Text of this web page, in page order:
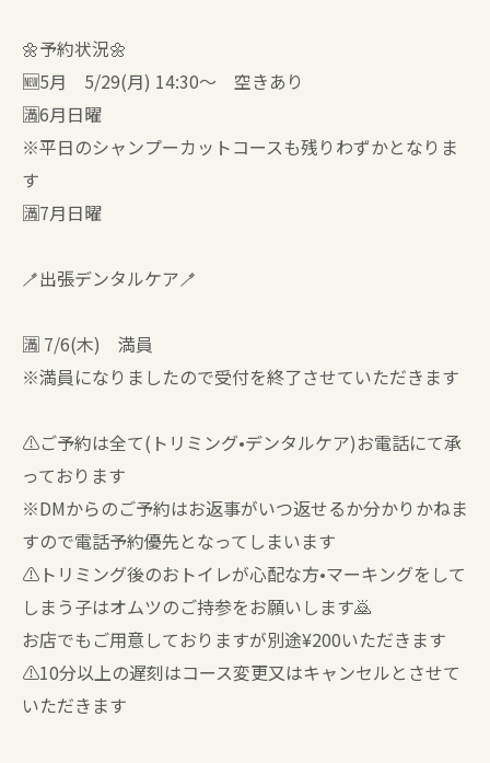
🌼予約状況🌼
🆕5月 5/29(月) 14:30〜 空きあり
🈵6月日曜
※平日のシャンプーカットコースも残りわずかとなりま
す
🈵7月日曜
🪥出張デンタルケア🪥
🈵 7/6(木) 満員
※満員になりましたので受付を終了させていただきます
⚠️ご予約は全て(トリミング•デンタルケア)お電話にて承
っております
※DMからのご予約はお返事がいつ返せるか分かりかねま
すので電話予約優先となってしまいます
⚠️トリミング後のおトイレが心配な方•マーキングをして
しまう子はオムツのご持参をお願いします🙇
お店でもご用意しておりますが別途¥200いただきます
⚠️10分以上の遅刻はコース変更又はキャンセルとさせて
いただきます